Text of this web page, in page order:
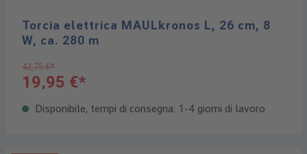
Torcia elettrica MAULkronos L, 26 cm, 8
W, ca. 280 m
42,75 €*
19,95 €*
Disponibile, tempi di consegna: 1-4 giorni di lavoro